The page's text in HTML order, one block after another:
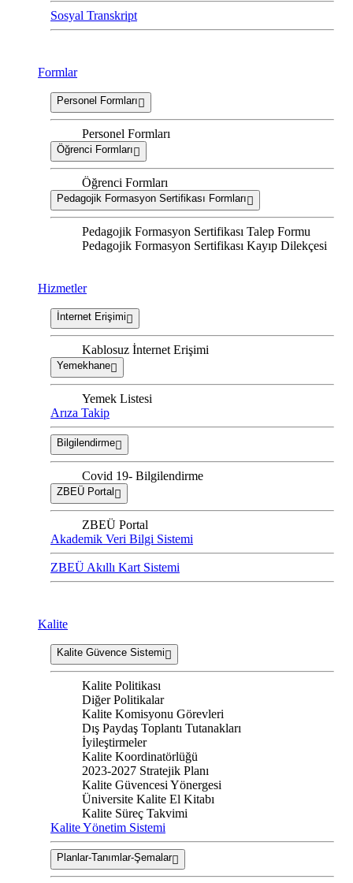
Sosyal Transkript
Formlar
Personel Formları
Personel Formları
Öğrenci Formları
Öğrenci Formları
Pedagojik Formasyon Sertifikası Formları
Pedagojik Formasyon Sertifikası Talep Formu
Pedagojik Formasyon Sertifikası Kayıp Dilekçesi
Hizmetler
İnternet Erişimi
Kablosuz İnternet Erişimi
Yemekhane
Yemek Listesi
Arıza Takip
Bilgilendirme
Covid 19- Bilgilendirme
ZBEÜ Portal
ZBEÜ Portal
Akademik Veri Bilgi Sistemi
ZBEÜ Akıllı Kart Sistemi
Kalite
Kalite Güvence Sistemi
Kalite Politikası
Diğer Politikalar
Kalite Komisyonu Görevleri
Dış Paydaş Toplantı Tutanakları
İyileştirmeler
Kalite Koordinatörlüğü
2023-2027 Stratejik Planı
Kalite Güvencesi Yönergesi
Üniversite Kalite El Kitabı
Kalite Süreç Takvimi
Kalite Yönetim Sistemi
Planlar-Tanımlar-Şemalar